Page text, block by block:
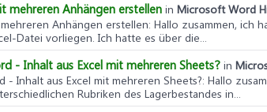
mehreren Anhängen erstellen in Microsoft Word
Anhängen erstellen: Hallo zusammen, ich
Datei vorliegen. Ich hatte es über die...
- Inhalt aus Excel mit mehreren Sheets? in
Inhalt aus Excel mit mehreren Sheets?: Hallo
Rubriken des Lagerbestandes in...